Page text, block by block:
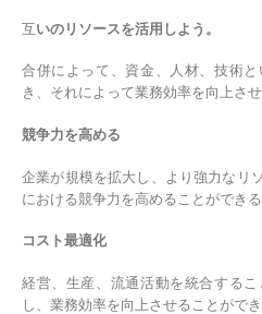
互いのリソースを活用しよう。
合併によって、資金、人材、技術
き、それによって業務効率を向上さ
競争力を高める
企業が規模を拡大し、より強力なリ
における競争力を高めることができる
コスト最適化
経営、生産、流通活動を統合する
し、業務効率を向上させることができ